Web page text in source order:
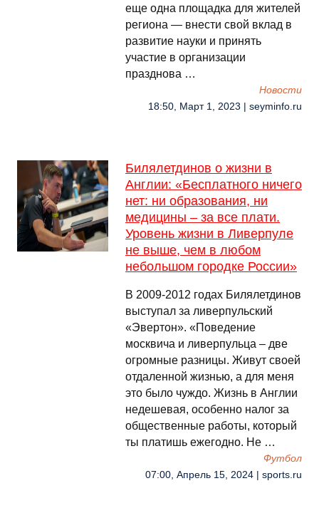
еще одна площадка для жителей
региона — внести свой вклад в
развитие науки и принять
участие в организации
празднова …
Новости
18:50, Март 1, 2023 | seyminfo.ru
Билялетдинов о жизни в
Англии: «Бесплатного ничего
нет: ни образования, ни
медицины – за все плати.
Уровень жизни в Ливерпуле
не выше, чем в любом
небольшом городке России»
В 2009-2012 годах Билялетдинов
выступал за ливерпульский
«Эвертон». «Поведение
москвича и ливерпульца – две
огромные разницы. Живут своей
отдаленной жизнью, а для меня
это было чуждо. Жизнь в Англии
недешевая, особенно налог за
общественные работы, который
ты платишь ежегодно. Не …
Футбол
07:00, Апрель 15, 2024 | sports.ru